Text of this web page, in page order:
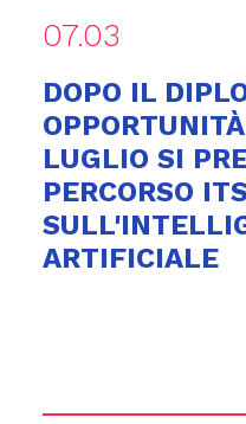
07.03
DOPO IL
LUGLIO SI
PERCORSO
ARTIFICIALE